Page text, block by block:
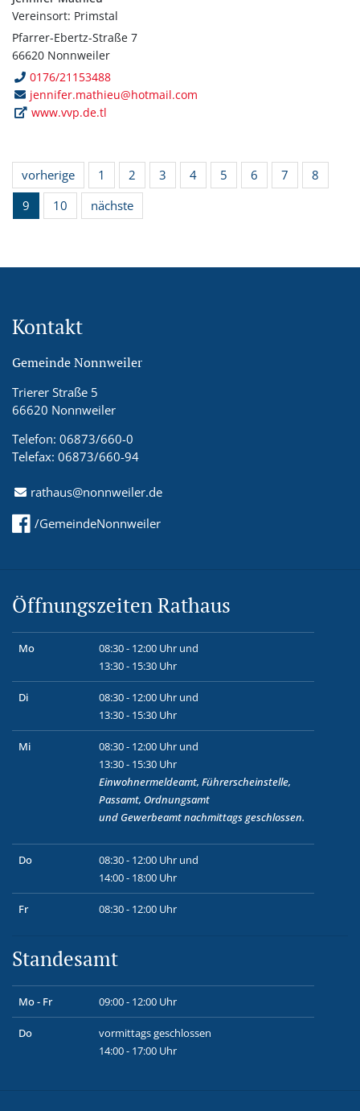
Vereinsort: Primstal
Pfarrer-Ebertz-Straße 7
66620 Nonnweiler
0176/21153488
jennifer.mathieu@hotmail.com
www.vvp.de.tl
vorherige 1 2 3 4 5 6 7
8
9
10 nächste
Kontakt
Gemeinde Nonnweiler
Trierer Straße 5
66620 Nonnweiler
Telefon: 06873/660-0
Telefax: 06873/660-94
rathaus@nonnweiler.de
/GemeindeNonnweiler
Öffnungszeiten Rathaus
Mo
08:30 - 12:00 Uhr und
13:30 - 15:30 Uhr
Di
08:30 - 12:00 Uhr und
13:30 - 15:30 Uhr
Mi
08:30 - 12:00 Uhr und
13:30 - 15:30 Uhr
Einwohnermeldeamt, Führerscheinstelle,
Passamt, Ordnungsamt
und Gewerbeamtnachmittags geschlossen.
Do
08:30 - 12:00 Uhr und
14:00 - 18:00 Uhr
Fr 08:30 - 12:00 Uhr
Standesamt
Mo - Fr 09:00 - 12:00 Uhr
Do
vormittags geschlossen
14:00 - 17:00 Uhr